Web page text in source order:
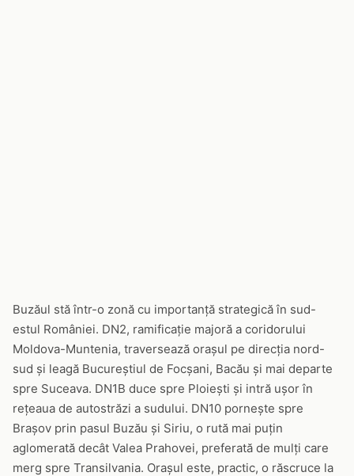
Buzăul stă într-o zonă cu importanță strategică în sud-
estul României. DN2, ramificație majoră a coridorului
Moldova-Muntenia, traversează orașul pe direcția nord-
sud și leagă Bucureștiul de Focșani, Bacău și mai departe
spre Suceava. DN1B duce spre Ploiești și intră ușor în
rețeaua de autostrăzi a sudului. DN10 pornește spre
Brașov prin pasul Buzău și Siriu, o rută mai puțin
aglomerată decât Valea Prahovei, preferată de mulți care
merg spre Transilvania. Orașul este, practic, o răscruce la